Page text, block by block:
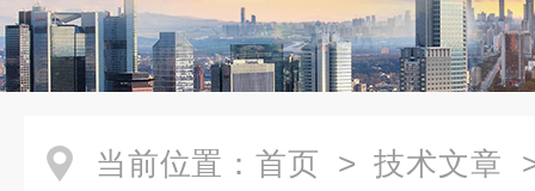
当前位置： 首页 > 技术文章